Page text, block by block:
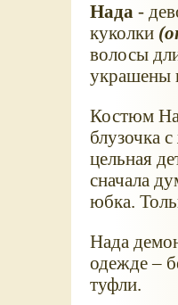
Нада -
куколки
волосы
украшены
Костюм
блузочка
цельная
сначала
юбка.
Нада
одежде –
туфли.